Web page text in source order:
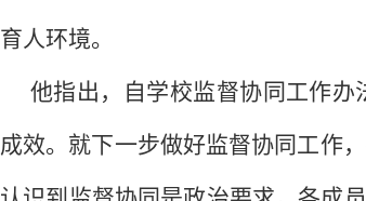
育人环境。
他指出，自学校监督协同工作
成效。就下一步做好监督协同工作